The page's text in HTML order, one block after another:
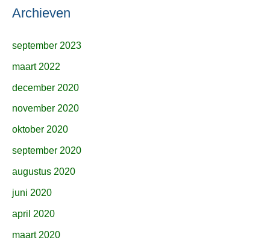
Archieven
september 2023
maart 2022
december 2020
november 2020
oktober 2020
september 2020
augustus 2020
juni 2020
april 2020
maart 2020